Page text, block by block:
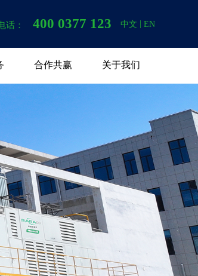
中文 EN
话： 400 0377 123
合作共赢 关于我们